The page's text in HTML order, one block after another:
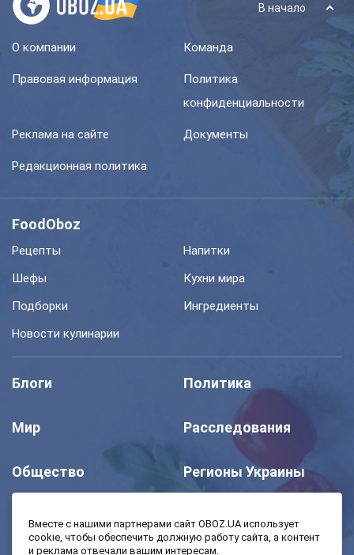
В начало
О компании Команда
Правовая информация
Политика
конфиденциальности
Реклама на сайте Документы
Редакционная политика
FoodOboz
Рецепты
Напитки
Шефы
Кухни мира
Подборки
Ингредиенты
Новости кулинарии
Блоги Политика
Мир Расследования
Общество Регионы Украины
Вместе с нашими партнерами сайт OBOZ.UA использует
cookie, чтобы обеспечить должную работу сайта, а контент
и реклама отвечали вашим интересам.